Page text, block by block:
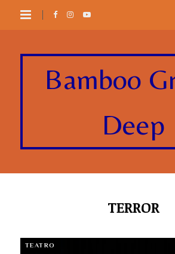
Bamboo
Deep
TERROR
TEATRO